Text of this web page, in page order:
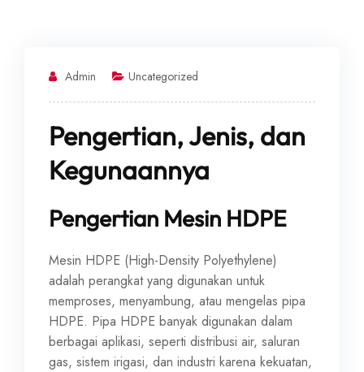
Admin Uncategorized
Pengertian, Jenis, dan
Kegunaannya
Pengertian Mesin HDPE
Mesin HDPE (High-Density Polyethylene)
adalah perangkat yang digunakan untuk
memproses, menyambung, atau mengelas pipa
HDPE. Pipa HDPE banyak digunakan dalam
berbagai aplikasi, seperti distribusi air, saluran
gas, sistem irigasi, dan industri karena kekuatan,